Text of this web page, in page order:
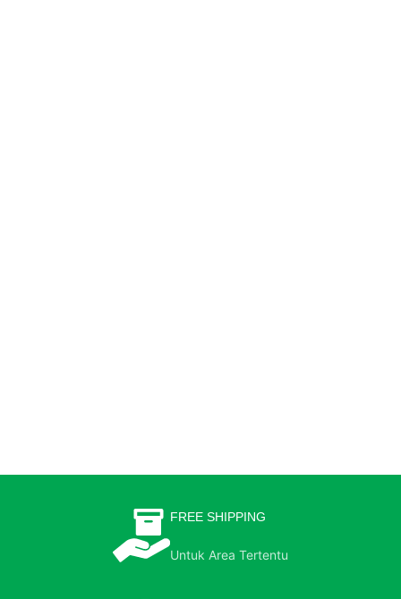
FREE SHIPPING
Untuk Area Tertentu